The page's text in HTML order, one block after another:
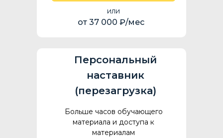
от 37 000 ₽/мес
или
Персональный
наставник
(перезагрузка)
Больше часов обучающего
материала и доступа к
материалам